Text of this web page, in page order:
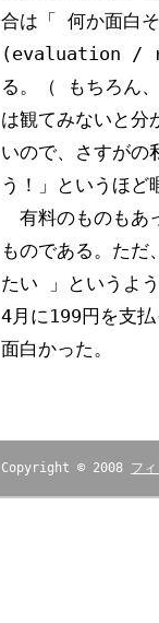
合は「 何か面白
(evaluation /
る。（ もちろん
は観てみないと分
いので、さすが
う！」というほど
有料のものもあ
ものである。た
たい 」というよ
4月に199円を支
面白かった。
Copyright © 2008 フ